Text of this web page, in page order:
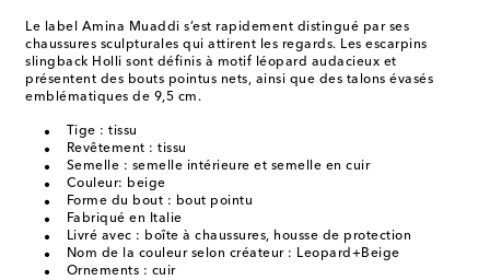
Le label Amina Muaddi s’est rapidement distingué par ses
chaussures sculpturales qui attirent les regards. Les escarpins
slingback Holli sont définis à motif léopard audacieux et
présentent des bouts pointus nets, ainsi que des talons évasés
emblématiques de 9,5 cm.
Tige : tissu
Revêtement : tissu
Semelle : semelle intérieure et semelle en cuir
Couleur: beige
Forme du bout : bout pointu
Fabriqué en Italie
Livré avec : boîte à chaussures, housse de protection
Nom de la couleur selon créateur : Leopard+Beige
Ornements : cuir